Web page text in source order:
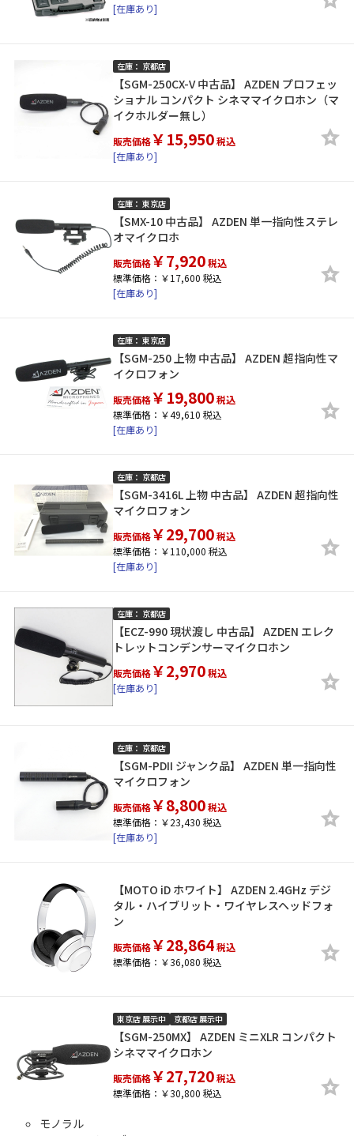
[在庫あり]
在庫： 京都店
【SGM-250CX-V 中古品】 AZDEN プロフェッ
ショナル コンパクト シネママイクロホン（マ
イクホルダー無し）
販売価格￥15,950税込
[在庫あり]
在庫： 東京店
【SMX-10 中古品】 AZDEN 単一指向性ステレ
オマイクロホ
販売価格￥7,920税込
標準価格：￥17,600 税込
[在庫あり]
在庫： 東京店
【SGM-250 上物 中古品】 AZDEN 超指向性マ
イクロフォン
販売価格￥19,800税込
標準価格：￥49,610 税込
[在庫あり]
在庫： 京都店
【SGM-3416L 上物 中古品】 AZDEN 超指向性
マイクロフォン
販売価格￥29,700税込
標準価格：￥110,000 税込
[在庫あり]
在庫： 京都店
【ECZ-990 現状渡し 中古品】 AZDEN エレク
トレットコンデンサーマイクロホン
販売価格￥2,970税込
[在庫あり]
在庫： 京都店
【SGM-PDII ジャンク品】 AZDEN 単一指向性
マイクロフォン
販売価格￥8,800税込
標準価格：￥23,430 税込
[在庫あり]
【MOTO iD ホワイト】 AZDEN 2.4GHz デジ
タル・ハイブリット・ワイヤレスヘッドフォ
ン
販売価格￥28,864税込
標準価格：￥36,080 税込
東京店 展示中 京都店 展示中
【SGM-250MX】 AZDEN ミニXLR コンパクト
シネママイクロホン
販売価格￥27,720税込
標準価格：￥30,800 税込
モノラル